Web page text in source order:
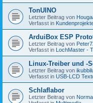
TonUINO
Letzter Beitrag von
Verfasst in
ArduiBox ESP
Letzter Beitrag von
Verfasst in LochMaster -
Linux-Treiber und -
Letzter Beitrag von
Verfasst in USB-LCD
Schlaflabor
Letzter Beitrag von